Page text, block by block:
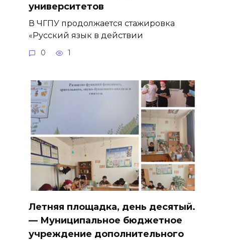
университетов
В ЧГПУ продолжается стажировка
«Русский язык в действии
0 1
Летняя площадка, день десятый.
— Муниципальное бюджетное
учреждение дополнительного